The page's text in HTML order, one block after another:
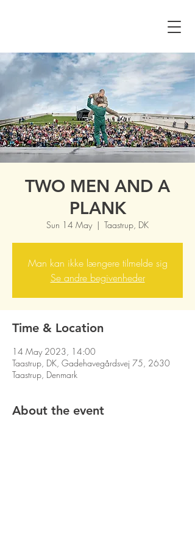
TWO MEN AND A
PLANK
Sun 14 May
  |
Taastrup, DK
Man kan ikke længere tilmelde sig
Se andre begivenheder
Time & Location
14 May 2023, 14:00
Taastrup, DK, Gadehavegårdsvej 75, 2630
Taastrup, Denmark
About the event